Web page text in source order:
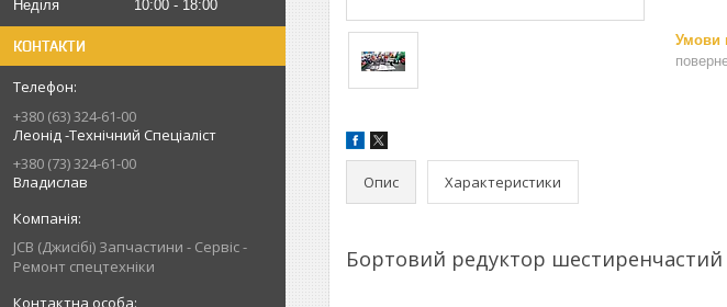
Неділя
10:00 18:00
КОНТАКТИ
+380 (63) 324-61-00
Леонід -Технічний Спеціаліст
+380 (73) 324-61-00
Владислав
JCB (Джисібі) Запчастини - Сервіс -
Ремонт спецтехніки
Опис Характеристики
Бортовий редуктор шестиренчастий